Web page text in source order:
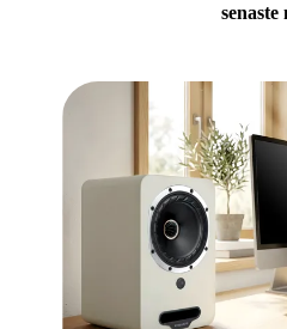
senaste